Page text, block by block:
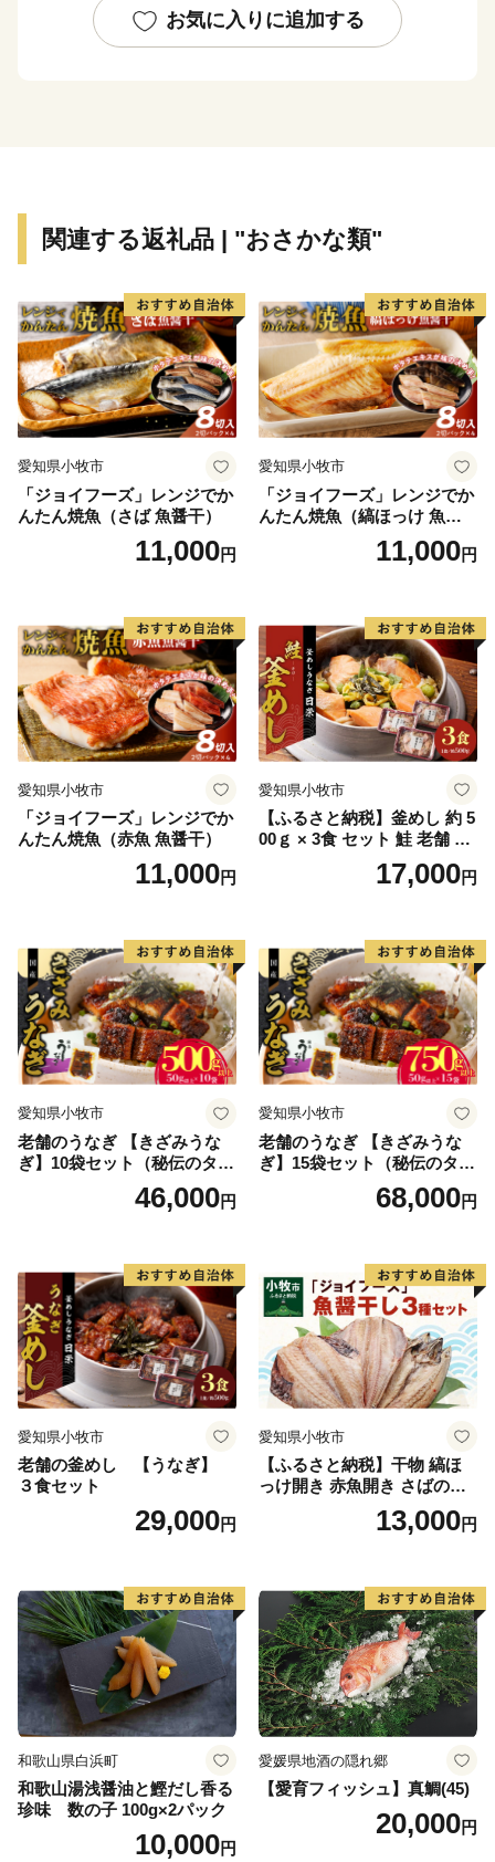
お気に入りに追加する
関連する返礼品 | "おさかな類"
愛知県小牧市
「ジョイフーズ」レンジでか
んたん焼魚（さば 魚醤干）
11,000円
愛知県小牧市
「ジョイフーズ」レンジでか
んたん焼魚（縞ほっけ 魚醤
11,000円
愛知県小牧市
「ジョイフーズ」レンジでか
んたん焼魚（赤魚 魚醤干）
11,000円
愛知県小牧市
【ふるさと納税】釜めし 約 5
00ｇ × 3食 セット 鮭 老舗 急
速冷凍 レンチン 時短 簡単調
理 食品 加工品 海鮮 手作り
り寄せグルメ 愛知県 小牧市
送料無料
17,000円
愛知県小牧市
老舗のうなぎ 【きざみうな
ぎ】10袋セット（秘伝のタレ
46,000円
愛知県小牧市
老舗のうなぎ 【きざみうな
ぎ】15袋セット（秘伝のタレ
68,000円
愛知県小牧市
老舗の釜めし 【うなぎ】
３食セット
29,000円
愛知県小牧市
【ふるさと納税】干物 縞ほ
っけ開き 赤魚開き さばの開
き 魚醤干し 3種 セット 詰め
合わせ 魚 おかず 肉厚 おいし
取り寄せグルメ 魚醤 ナンプ
ラー 愛知県 小牧市 冷凍 送料
無料
13,000円
和歌山県白浜町
和歌山湯浅醤油と鰹だし香る
珍味 数の子 100g×2パック
10,000円
愛媛県地酒の隠れ郷
【愛育フィッシュ】真鯛(45)
20,000円